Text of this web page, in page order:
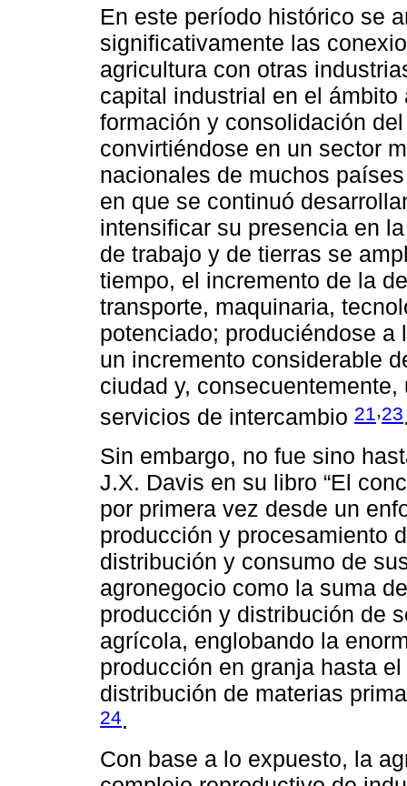
En este período histórico se
significativamente las
agricultura con otras
capital industrial en el
formación y consolidación
convirtiéndose en un sector
nacionales de muchos
en que se continuó
intensificar su presencia en
de trabajo y de tierras se
tiempo, el incremento de la
transporte, maquinaria,
potenciado; produciéndose
un incremento considerable
ciudad y,
servicios de intercambio 21,23
Sin embargo, no fue sino
J.X. Davis en su libro “El
por primera vez desde un
producción y procesamiento
distribución y consumo de
agronegocio como la suma
producción y distribución de
agrícola, englobando la
producción en granja hasta
distribución de materias
24.
Con base a lo expuesto, la